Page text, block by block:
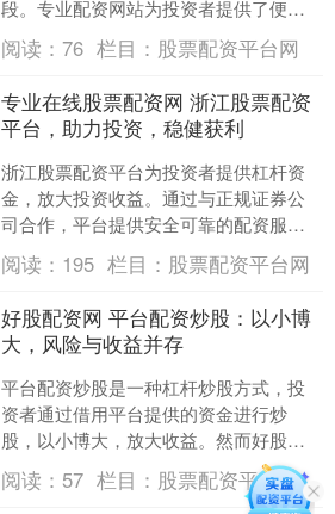
段。专业配资网站为投资者提供了便
捷、安全的配资服务，助您轻松获利。
3. 快速反应：短线炒股配....
阅读：76 栏目： 股票配资平台网
专业在线股票配资网 浙江股票配资
平台，助力投资，稳健获利
浙江股票配资平台为投资者提供杠杆资
金，放大投资收益。通过与正规证券公
司合作，平台提供安全可靠的配资服
务，助力投资者稳健获利。 配资可以放
大投资收益，但同时也增加....
阅读： 195 栏目： 股票配资平台网
好股配资网 平台配资炒股：以小博
大，风险与收益并存
平台配资炒股是一种杠杆炒股方式，投
资者通过借用平台提供的资金进行炒
股，以小博大，放大收益。然而好股配
资网，这种方式也伴随着较高的风险。
融资融券是证券公司向投资....
阅读： 57 栏目： 股票配资平台网